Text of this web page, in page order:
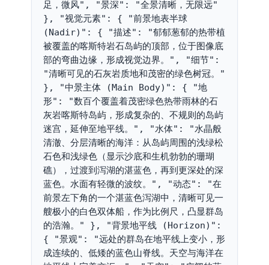
足，微风", "景深": "全景清晰，无限远"
}, "视觉元素": { "前景地表半球
(Nadir)": { "描述": "郁郁葱郁的热带植
被覆盖的喀斯特岩石岛屿的顶部，位于图像底
部的弯曲边缘，形成视觉边界。", "细节":
"清晰可见的石灰岩质地和茂密的绿色树冠。"
}, "中景主体 (Main Body)": { "地
形": "数百个覆盖着茂密绿色热带雨林的石
灰岩喀斯特岛屿，形成复杂的、不规则的岛屿
迷宫，延伸至地平线。", "水体": "水晶般
清澈、分层清晰的海洋：从岛屿周围的浅绿松
石色和浅绿色（显示沙底和生机勃勃的珊瑚
礁），过渡到泻湖的湛蓝色，再到更深处的深
蓝色。水面有轻微的波纹。", "动态": "在
前景左下角的一个湛蓝色泻湖中，清晰可见一
艘极小的白色双体船，作为比例尺，凸显群岛
的浩瀚。" }, "背景地平线 (Horizon)":
{ "景观": "远处的群岛在地平线上变小，形
成连续的、低矮的蓝色山脊线。天空与海洋在